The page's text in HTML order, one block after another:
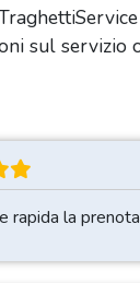
sul
rapida la